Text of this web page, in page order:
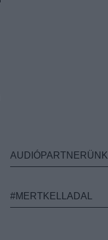
AUDIÓPARTNERÜNK
#MERTKELLADAL